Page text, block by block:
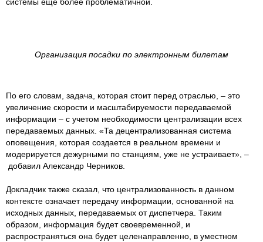
Организация посадки по электронным билетам
По его словам, задача, которая стоит перед отраслью, – это
увеличение скорости и масштабируемости передаваемой
информации – с учетом необходимости централизации всех
передаваемых данных. «Та децентрализованная система
оповещения, которая создается в реальном времени и
модерируется дежурными по станциям, уже не устраивает», –
добавил Александр Черников.
Докладчик также сказал, что централизованность в данном
контексте означает передачу информации, основанной на
исходных данных, передаваемых от диспетчера. Таким
образом, информация будет своевременной, и
распространяться она будет целенаправленно, в уместном